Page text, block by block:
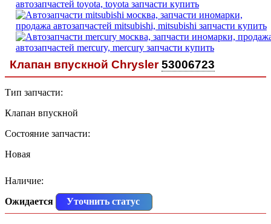
Клапан впускной Chrysler53006723
Тип запчасти:
Клапан впускной
Состояние запчасти:
Новая
Наличие:
Ожидается
Уточнить статус